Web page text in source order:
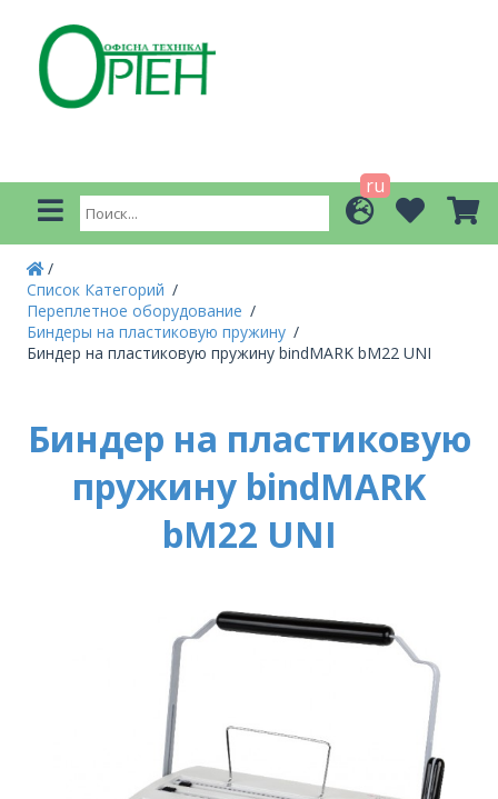
ru
Список Категорий
Переплетное оборудование
Биндеры на пластиковую пружину
Биндер на пластиковую пружину bindMARK bM22 UNI
Биндер на пластиковую
пружину bindMARK
bM22 UNI